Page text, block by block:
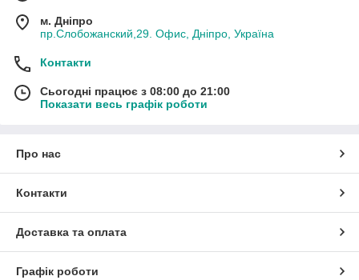
м. Дніпро
пр.Слобожанский,29. Офис, Дніпро, Україна
Контакти
Сьогодні працює з 08:00 до 21:00
Показати весь графік роботи
Про нас
Контакти
Доставка та оплата
Графік роботи